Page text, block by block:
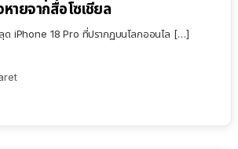
ายจากสื่อโซเชียล
ด iPhone 18 Pro ที่ปรากฏบนโลกออนไล […]